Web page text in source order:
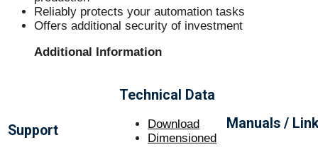
Reliably protects your automation tasks
Offers additional security of investment
Additional Information
Support
Technical Data
Download
Dimensioned
Manuals /